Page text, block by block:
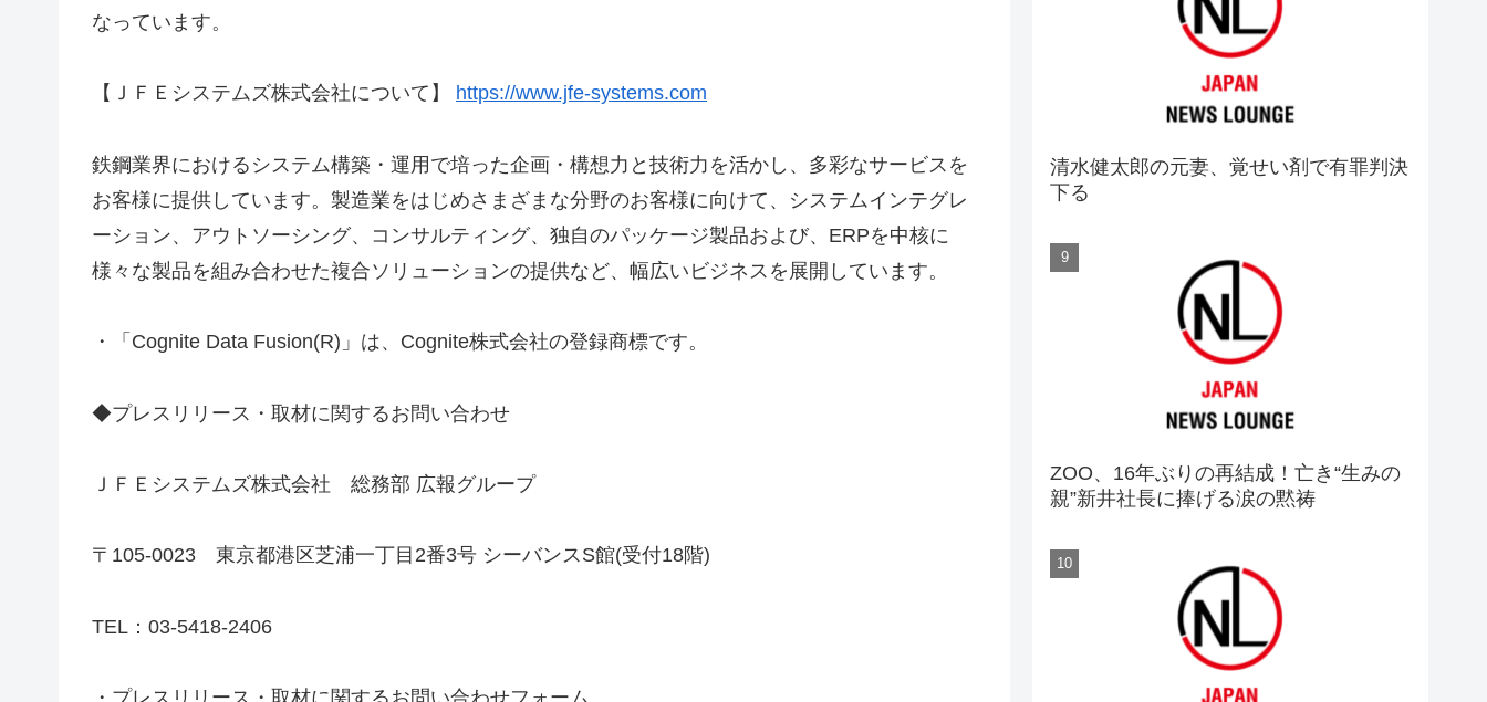
なっています。
【ＪＦＥシステムズ株式会社について】 https://www.jfe-systems.com
鉄鋼業界におけるシステム構築・運用で培った企画・構想力と技術力を活かし、多彩なサービスを
お客様に提供しています。製造業をはじめさまざまな分野のお客様に向けて、システムインテグレ
ーション、アウトソーシング、コンサルティング、独自のパッケージ製品および、ERPを中核に
様々な製品を組み合わせた複合ソリューションの提供など、幅広いビジネスを展開しています。
・「Cognite Data Fusion(R)」は、Cognite株式会社の登録商標です。
◆プレスリリース・取材に関するお問い合わせ
ＪＦＥシステムズ株式会社 総務部 広報グループ
〒105-0023 東京都港区芝浦一丁目2番3号 シーバンスS館(受付18階)
TEL：03-5418-2406
清水健太郎の元妻、覚せい剤で有罪判決
下る
ZOO、16年ぶりの再結成！亡き“生みの
親”新井社長に捧げる涙の黙祷